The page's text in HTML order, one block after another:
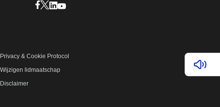
Lees
Bezoek onze Facebook pagina (opent in nieuw
Bezoek onze X pagina (opent in nieuw tabblad)
Bezoek onze LinkedIn pagina (opent in nieuw
Bezoek onze YouTube pagina (opent in
Privacy & Cookie Protocol
Wijzigen lidmaatschap
Disclaimer